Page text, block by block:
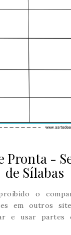
Pronta -
de Sílabas
o
em outros
e usar partes